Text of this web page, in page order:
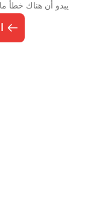
يبدو أن هناك خطأ